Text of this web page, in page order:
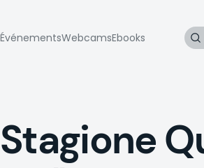
ÉvénementsWebcamsEbooks